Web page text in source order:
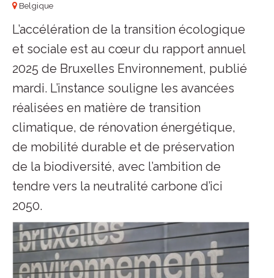
Belgique
L’accélération de la transition écologique
et sociale est au cœur du rapport annuel
2025 de Bruxelles Environnement, publié
mardi. L’instance souligne les avancées
réalisées en matière de transition
climatique, de rénovation énergétique,
de mobilité durable et de préservation
de la biodiversité, avec l’ambition de
tendre vers la neutralité carbone d’ici
2050.